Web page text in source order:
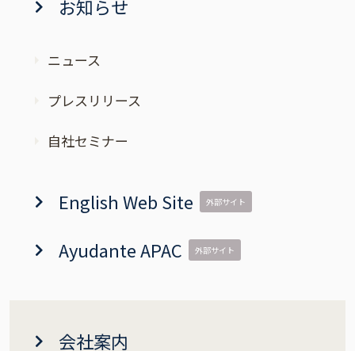
お知らせ
ニュース
プレスリリース
自社セミナー
English Web Site 外部サイト
Ayudante APAC 外部サイト
会社案内